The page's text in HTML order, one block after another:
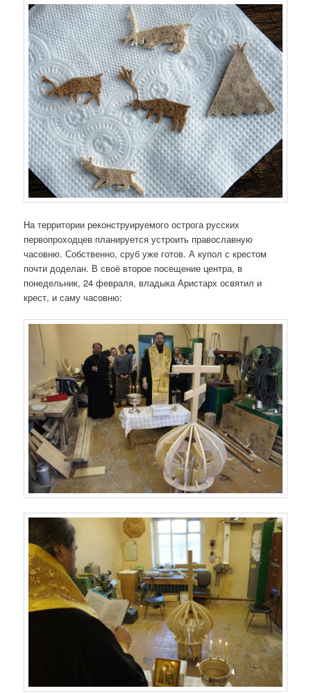
На территории реконструируемого острога русских
первопроходцев планируется устроить православную
часовню. Собственно, сруб уже готов. А купол с крестом
почти доделан. В своё второе посещение центра, в
понедельник, 24 февраля, владыка Аристарх освятил и
крест, и саму часовню: